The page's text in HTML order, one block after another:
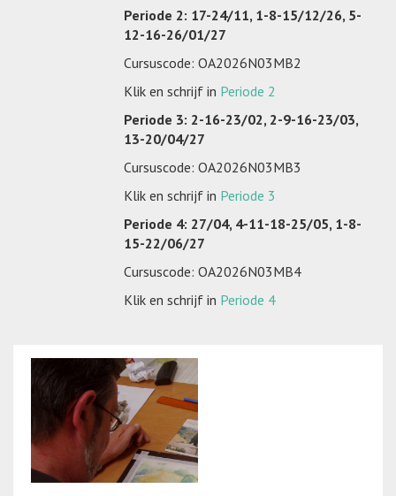
Periode 2: 17-24/11, 1-8-15/12/26, 5-
12-16-26/01/27
Cursuscode: OA2026N03MB2
Klik en schrijf in Periode 2
Periode 3: 2-16-23/02, 2-9-16-23/03,
13-20/04/27
Cursuscode: OA2026N03MB3
Klik en schrijf in Periode 3
Periode 4: 27/04, 4-11-18-25/05, 1-8-
15-22/06/27
Cursuscode: OA2026N03MB4
Klik en schrijf in Periode 4